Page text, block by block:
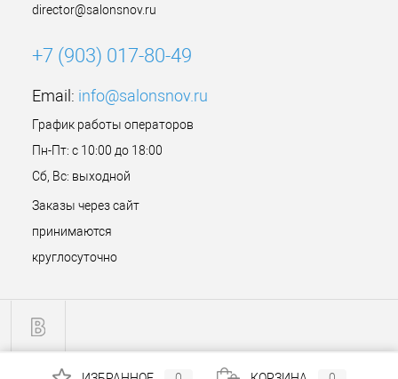
director@salonsnov.ru
+7 (903) 017-80-49
Email: info@salonsnov.ru
График работы операторов
Пн-Пт: с 10:00 до 18:00
Сб, Вс: выходной
Заказы через сайт
принимаются
круглосуточно